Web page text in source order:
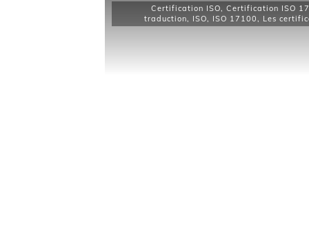
Certification ISO, Certification ISO
traduction, ISO, ISO 17100, Les